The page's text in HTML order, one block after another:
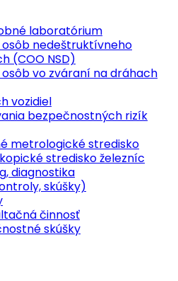
laboratórium
nedeštruktívneho
(COO NSD)
vo zváraní na dráhach
vozidiel
bezpečnostných rizík
metrologické stredisko
stredisko železníc
diagnostika
skúšky)
činnosť
skúšky